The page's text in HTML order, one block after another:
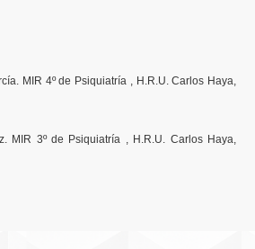
MIR 4º de Psiquiatría , H.R.U. Carlos Haya,
MIR 3º de Psiquiatría , H.R.U. Carlos Haya,